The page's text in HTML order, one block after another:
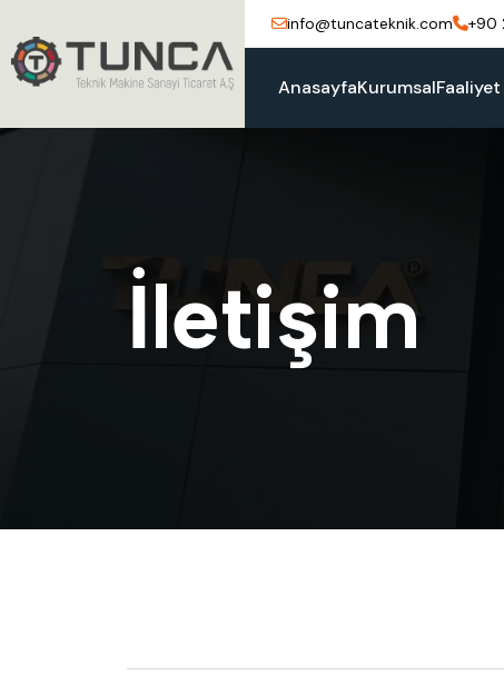
info@tuncateknik.com +90
AnasayfaKurumsalFaaliyet
İletişim